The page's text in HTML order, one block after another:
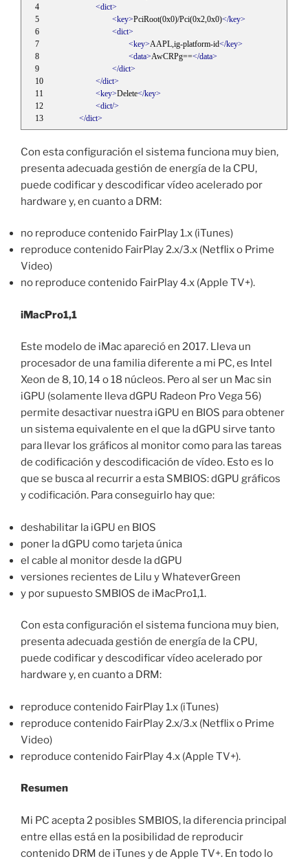
<dict>
<key>PciRoot(0x0)/Pci(0x2,0x0)</key>
<dict>
<key>AAPL,ig-platform-id</key>
<data>AwCRPg==</data>
</dict>
</dict>
<key>Delete</key>
<dict/>
</dict>
Con esta configuración el sistema funciona muy bien,
presenta adecuada gestión de energía de la CPU,
puede codificar y descodificar vídeo acelerado por
hardware y, en cuanto a DRM:
no reproduce contenido FairPlay 1.x (iTunes)
reproduce contenido FairPlay 2.x/3.x (Netflix o Prime
Video)
no reproduce contenido FairPlay 4.x (Apple TV+).
iMacPro1,1
Este modelo de iMac apareció en 2017. Lleva un
procesador de una familia diferente a mi PC, es Intel
Xeon de 8, 10, 14 o 18 núcleos. Pero al ser un Mac sin
iGPU (solamente lleva dGPU Radeon Pro Vega 56)
permite desactivar nuestra iGPU en BIOS para obtener
un sistema equivalente en el que la dGPU sirve tanto
para llevar los gráficos al monitor como para las tareas
de codificación y descodificación de vídeo. Esto es lo
que se busca al recurrir a esta SMBIOS: dGPU gráficos
y codificación. Para conseguirlo hay que:
deshabilitar la iGPU en BIOS
poner la dGPU como tarjeta única
el cable al monitor desde la dGPU
versiones recientes de Lilu y WhateverGreen
y por supuesto SMBIOS de iMacPro1,1.
Con esta configuración el sistema funciona muy bien,
presenta adecuada gestión de energía de la CPU,
puede codificar y descodificar vídeo acelerado por
hardware y, en cuanto a DRM:
reproduce contenido FairPlay 1.x (iTunes)
reproduce contenido FairPlay 2.x/3.x (Netflix o Prime
Video)
reproduce contenido FairPlay 4.x (Apple TV+).
Resumen
Mi PC acepta 2 posibles SMBIOS, la diferencia principal
entre ellas está en la posibilidad de reproducir
contenido DRM de iTunes y de Apple TV+. En todo lo